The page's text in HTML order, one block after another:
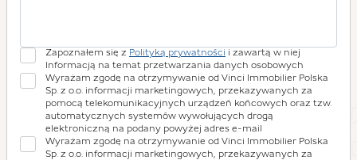
Zapoznałem się z Polityką prywatności i zawartą w niej
Informacją na temat przetwarzania danych osobowych
Wyrażam zgodę na otrzymywanie od Vinci Immobilier Polska
Sp. z o.o. informacji marketingowych, przekazywanych za
pomocą telekomunikacyjnych urządzeń końcowych oraz tzw.
automatycznych systemów wywołujących drogą
elektroniczną na podany powyżej adres e-mail
Wyrażam zgodę na otrzymywanie od Vinci Immobilier Polska
Sp. z o.o. informacji marketingowych, przekazywanych za